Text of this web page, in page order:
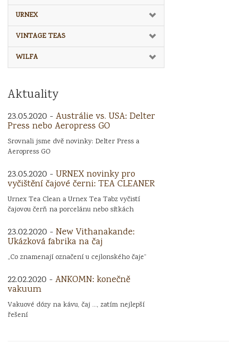
URNEX
VINTAGE TEAS
WILFA
Aktuality
23.05.2020 - Austrálie vs. USA: Delter
Press nebo Aeropress GO
Srovnali jsme dvě novinky: Delter Press a
Aeropress GO
23.05.2020 - URNEX novinky pro
vyčištění čajové černi: TEA CLEANER
Urnex Tea Clean a Urnex Tea Tabz vyčistí
čajovou čerň na porcelánu nebo sítkách
23.02.2020 - New Vithanakande:
Ukázková fabrika na čaj
„Co znamenají označení u cejlonského čaje“
22.02.2020 - ANKOMN: konečně
vakuum
Vakuové dózy na kávu, čaj ..., zatím nejlepší
řešení